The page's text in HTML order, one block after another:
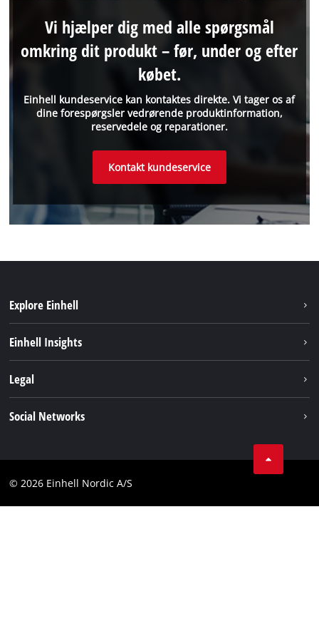
Einhell kundeservice kan kontaktes direkte. Vi tager os af
dine forespørgsler vedrørende produktinformation,
reservedele og reparationer.
Vi hjælper dig med alle spørgsmål
omkring dit produkt – før, under og efter
købet.
Kontakt kundeservice
Explore Einhell
Kundeservice
Einhell Insights
Legal
Compliance
Social Networks
Youtube
© 2026 Einhell Nordic A/S